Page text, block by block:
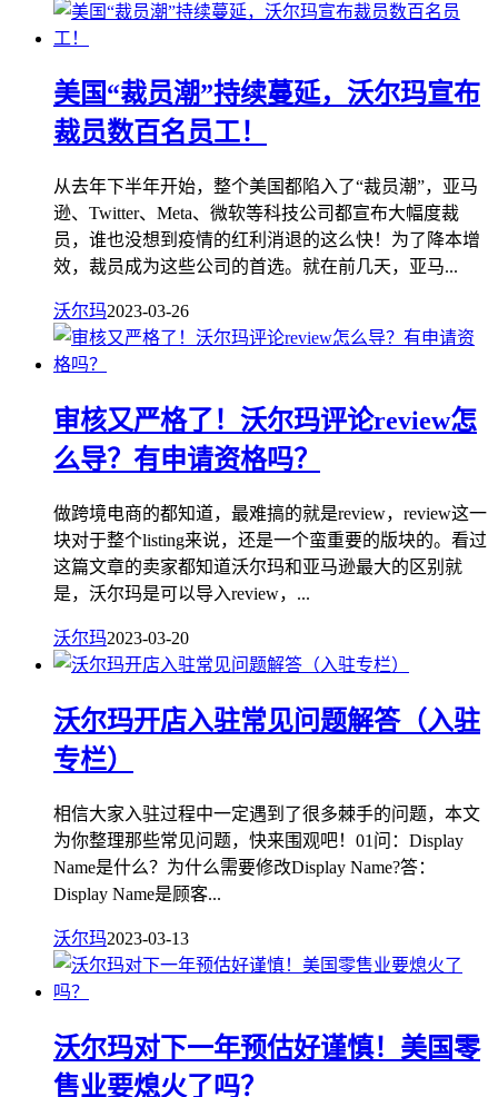
美国“裁员潮”持续蔓延，沃尔玛宣布
裁员数百名员工！
从去年下半年开始，整个美国都陷入了“裁员潮”，亚马
逊、Twitter、Meta、微软等科技公司都宣布大幅度裁
员，谁也没想到疫情的红利消退的这么快！为了降本增
效，裁员成为这些公司的首选。就在前几天，亚马...
沃尔玛2023-03-26
审核又严格了！沃尔玛评论review怎
么导？有申请资格吗？
做跨境电商的都知道，最难搞的就是review，review这一
块对于整个listing来说，还是一个蛮重要的版块的。看过
这篇文章的卖家都知道沃尔玛和亚马逊最大的区别就
是，沃尔玛是可以导入review，...
沃尔玛2023-03-20
沃尔玛开店入驻常见问题解答（入驻
专栏）
相信大家入驻过程中一定遇到了很多棘手的问题，本文
为你整理那些常见问题，快来围观吧！01问：Display
Name是什么？为什么需要修改Display Name?答：
Display Name是顾客...
沃尔玛2023-03-13
沃尔玛对下一年预估好谨慎！美国零
售业要熄火了吗？